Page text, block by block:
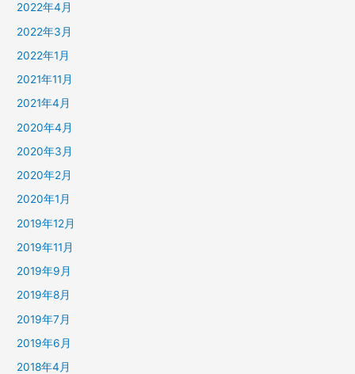
2022年4月
2022年3月
2022年1月
2021年11月
2021年4月
2020年4月
2020年3月
2020年2月
2020年1月
2019年12月
2019年11月
2019年9月
2019年8月
2019年7月
2019年6月
2018年4月